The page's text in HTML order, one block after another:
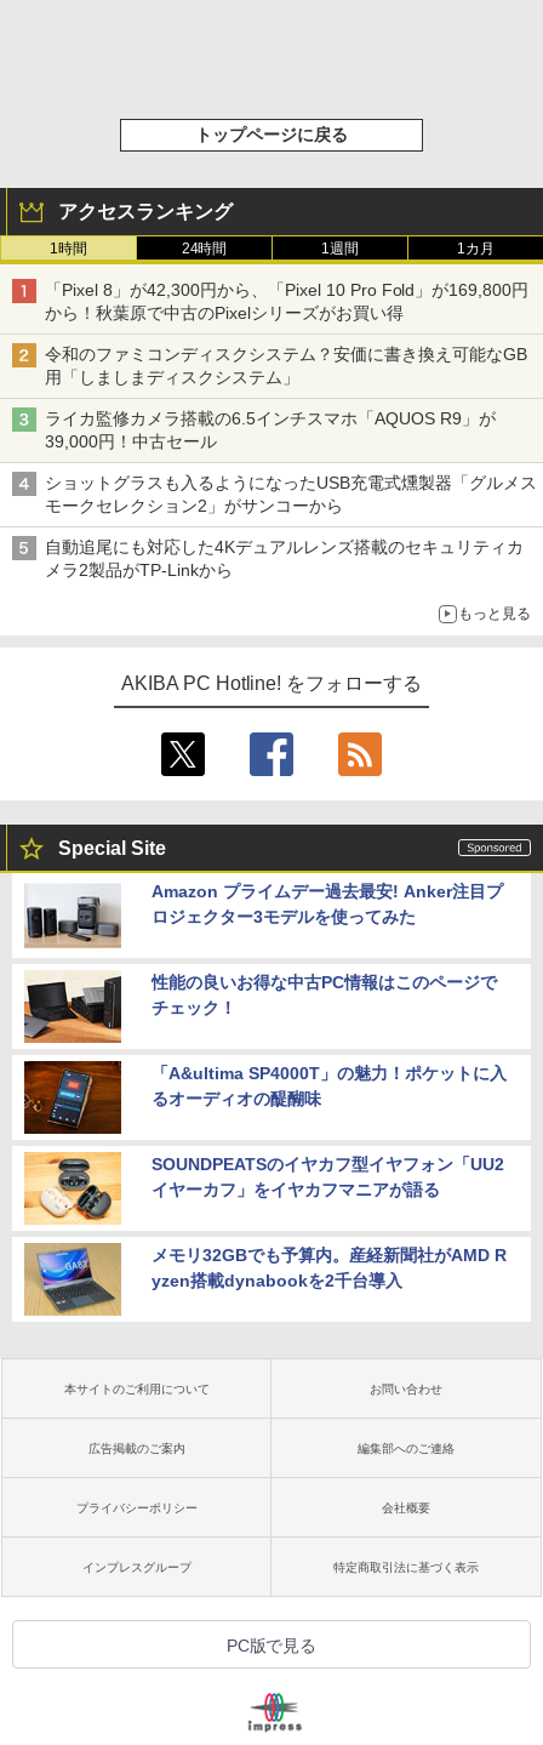
トップページに戻る
アクセスランキング
1時間 24時間 1週間 1カ月
「Pixel 8」が42,300円から、「Pixel 10 Pro Fold」が169,800円
から！秋葉原で中古のPixelシリーズがお買い得
令和のファミコンディスクシステム？安価に書き換え可能なGB
用「しましまディスクシステム」
ライカ監修カメラ搭載の6.5インチスマホ「AQUOS R9」が
39,000円！中古セール
ショットグラスも入るようになったUSB充電式燻製器「グルメス
モークセレクション2」がサンコーから
自動追尾にも対応した4Kデュアルレンズ搭載のセキュリティカ
メラ2製品がTP-Linkから
もっと見る
AKIBA PC Hotline! をフォローする
Special Site
Amazon プライムデー過去最安! Anker注目プ
ロジェクター3モデルを使ってみた
性能の良いお得な中古PC情報はこのページで
チェック！
「A&ultima SP4000T」の魅力！ポケットに入
るオーディオの醍醐味
SOUNDPEATSのイヤカフ型イヤフォン「UU2
イヤーカフ」をイヤカフマニアが語る
メモリ32GBでも予算内。産経新聞社がAMD R
yzen搭載dynabookを2千台導入
本サイトのご利用について お問い合わせ
広告掲載のご案内 編集部へのご連絡
プライバシーポリシー 会社概要
インプレスグループ 特定商取引法に基づく表示
PC版で見る